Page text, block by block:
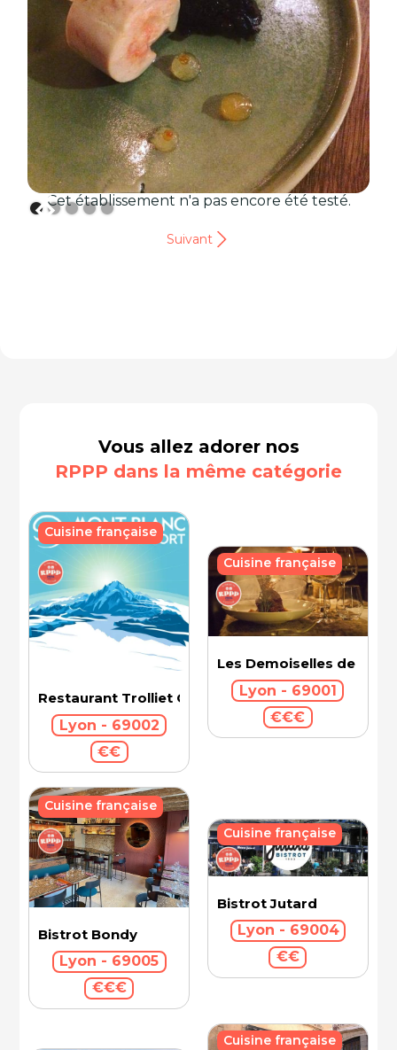
Cet établissement n'a pas encore été testé.
Suivant
Vous allez adorer nos
RPPP dans la même catégorie
Restaurant Trolliet Grand Hotel Dieu
Lyon - 69002
€€
Cuisine française
Les Demoiselles de
Lyon - 69001
€€€
Cuisine française
Bistrot Bondy
Lyon - 69005
€€€
Cuisine française
Bistrot Jutard
Lyon - 69004
€€
Cuisine française
Cuisine française